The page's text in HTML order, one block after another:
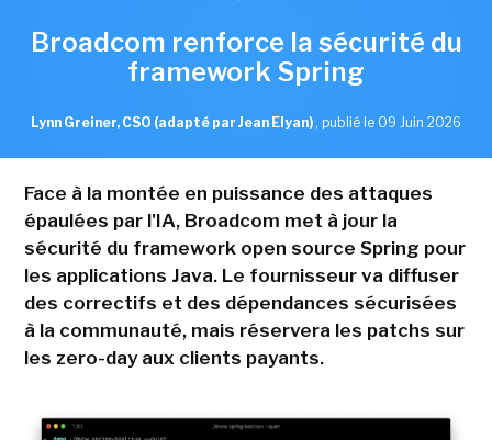
Broadcom renforce la sécurité du
framework Spring
Lynn Greiner, CSO (adapté par Jean Elyan) , publié le 09 Juin 2026
Face à la montée en puissance des attaques
épaulées par l'IA, Broadcom met à jour la
sécurité du framework open source Spring pour
les applications Java. Le fournisseur va diffuser
des correctifs et des dépendances sécurisées
à la communauté, mais réservera les patchs sur
les zero-day aux clients payants.